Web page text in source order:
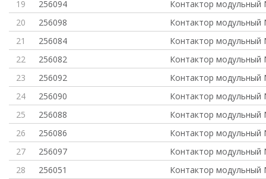
19
256094
Контактор модульный
20
256098
Контактор модульный
21
256084
Контактор модульный
22
256082
Контактор модульный
23
256092
Контактор модульный
24
256090
Контактор модульный
25
256088
Контактор модульный
26
256086
Контактор модульный
27
256097
Контактор модульный
28
256051
Контактор модульный